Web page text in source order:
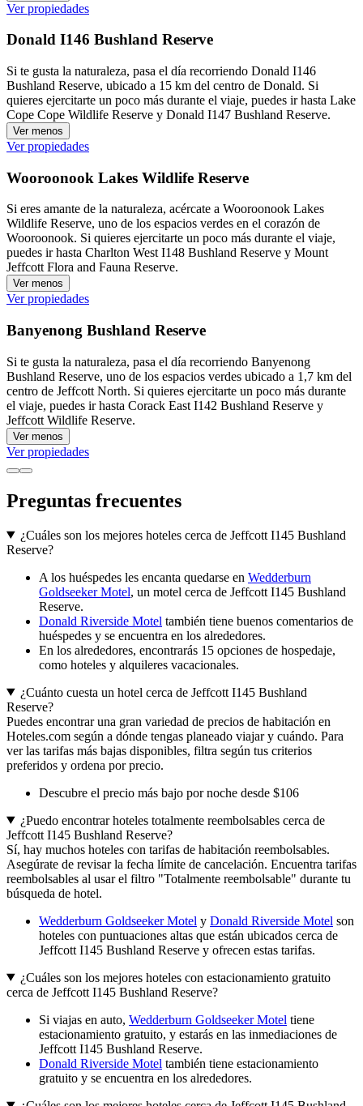
Ver propiedades
Donald I146 Bushland Reserve
Si te gusta la naturaleza, pasa el día recorriendo Donald I146
Bushland Reserve, ubicado a 15 km del centro de Donald. Si
quieres ejercitarte un poco más durante el viaje, puedes ir hasta Lake
Cope Cope Wildlife Reserve y Donald I147 Bushland Reserve.
Ver menos
Ver propiedades
Wooroonook Lakes Wildlife Reserve
Si eres amante de la naturaleza, acércate a Wooroonook Lakes
Wildlife Reserve, uno de los espacios verdes en el corazón de
Wooroonook. Si quieres ejercitarte un poco más durante el viaje,
puedes ir hasta Charlton West I148 Bushland Reserve y Mount
Jeffcott Flora and Fauna Reserve.
Ver menos
Ver propiedades
Banyenong Bushland Reserve
Si te gusta la naturaleza, pasa el día recorriendo Banyenong
Bushland Reserve, uno de los espacios verdes ubicado a 1,7 km del
centro de Jeffcott North. Si quieres ejercitarte un poco más durante
el viaje, puedes ir hasta Corack East I142 Bushland Reserve y
Jeffcott Wildlife Reserve.
Ver menos
Ver propiedades
Preguntas frecuentes
¿Cuáles son los mejores hoteles cerca de Jeffcott I145 Bushland
Reserve?
A los huéspedes les encanta quedarse en Wedderburn
Goldseeker Motel, un motel cerca de Jeffcott I145 Bushland
Reserve.
Donald Riverside Motel también tiene buenos comentarios de
huéspedes y se encuentra en los alrededores.
En los alrededores, encontrarás 15 opciones de hospedaje,
como hoteles y alquileres vacacionales.
¿Cuánto cuesta un hotel cerca de Jeffcott I145 Bushland
Reserve?
Puedes encontrar una gran variedad de precios de habitación en
Hoteles.com según a dónde tengas planeado viajar y cuándo. Para
ver las tarifas más bajas disponibles, filtra según tus criterios
preferidos y ordena por precio.
Descubre el precio más bajo por noche desde $106
¿Puedo encontrar hoteles totalmente reembolsables cerca de
Jeffcott I145 Bushland Reserve?
Sí, hay muchos hoteles con tarifas de habitación reembolsables.
Asegúrate de revisar la fecha límite de cancelación. Encuentra tarifas
reembolsables al usar el filtro "Totalmente reembolsable" durante tu
búsqueda de hotel.
Wedderburn Goldseeker Motel y Donald Riverside Motel son
hoteles con puntuaciones altas que están ubicados cerca de
Jeffcott I145 Bushland Reserve y ofrecen estas tarifas.
¿Cuáles son los mejores hoteles con estacionamiento gratuito
cerca de Jeffcott I145 Bushland Reserve?
Si viajas en auto, Wedderburn Goldseeker Motel tiene
estacionamiento gratuito, y estarás en las inmediaciones de
Jeffcott I145 Bushland Reserve.
Donald Riverside Motel también tiene estacionamiento
gratuito y se encuentra en los alrededores.